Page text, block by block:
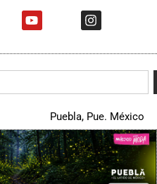
Puebla, Pue. México